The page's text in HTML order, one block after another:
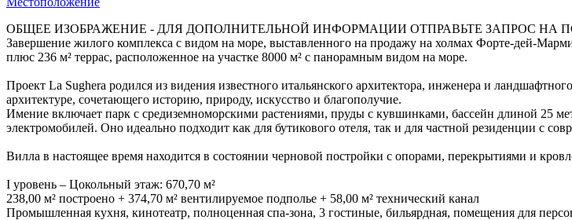
ОБЩЕЕ ИЗОБРАЖЕНИЕ - ДЛЯ ДОПОЛНИТЕЛЬНОЙ ИНФОРМАЦИИ ОТПРАВЬТЕ ЗАПРОС НА
Завершение жилого комплекса с видом на море, выставленного на продажу на холмах Форте-дей-
плюс 236 м² террас, расположенное на участке 8000 м² с панорамным видом на море.
Проект La Sughera родился из видения известного итальянского архитектора, инженера и
архитектуре, сочетающего историю, природу, искусство и благополучие.
Имение включает парк с средиземноморскими растениями, пруды с кувшинками, бассейн длиной 25
электромобилей. Оно идеально подходит как для бутикового отеля, так и для частной резиденции с
Вилла в настоящее время находится в состоянии черновой постройки с опорами, перекрытиями и
I уровень – Цокольный этаж: 670,70 м²
238,00 м² построено + 374,70 м² вентилируемое подполье + 58,00 м² технический канал
Промышленная кухня, кинотеатр, полноценная спа-зона, 3 гостиные, бильярдная, помещения для